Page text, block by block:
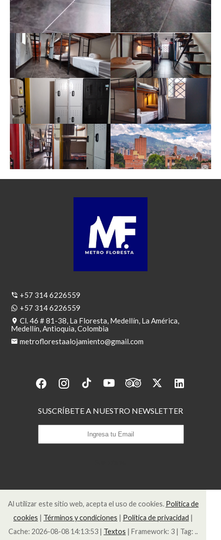
+57 314 6226559
+57 314 6226559
Cl. 46 # 81-38, La Floresta, Medellín, La América,
Medellín, Antioquia, Colombia
metroflorestaalojamiento@gmail.com
SUSCRÍBETE A NUESTRO NEWSLETTER
Al utilizar este sitio web, acepta el uso de cookies. Política de
cookies | Términos y condiciones | Política de privacidad |
Cache: 2026-08-08 14:13:53 | Textos | Framework: 3 | Tag: ..